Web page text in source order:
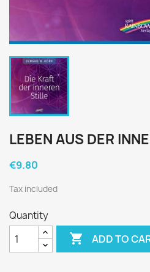
LEBEN AUS DER
€9.80
Tax included
Quantity
 ADD TO